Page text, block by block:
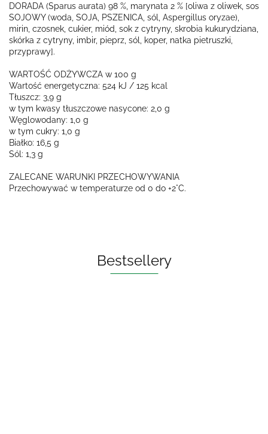
DORADA (Sparus aurata) 98 %, marynata 2 % [oliwa z oliwek, sos
SOJOWY (woda, SOJA, PSZENICA, sól, Aspergillus oryzae),
mirin, czosnek, cukier, miód, sok z cytryny, skrobia kukurydziana,
skórka z cytryny, imbir, pieprz, sól, koper, natka pietruszki,
przyprawy].
WARTOŚĆ ODŻYWCZA w 100 g
Wartość energetyczna: 524 kJ / 125 kcal
Tłuszcz: 3,9 g
w tym kwasy tłuszczowe nasycone: 2,0 g
Węglowodany: 1,0 g
w tym cukry: 1,0 g
Białko: 16,5 g
Sól: 1,3 g
ZALECANE WARUNKI PRZECHOWYWANIA
Przechowywać w temperaturze od 0 do +2°C.
Bestsellery